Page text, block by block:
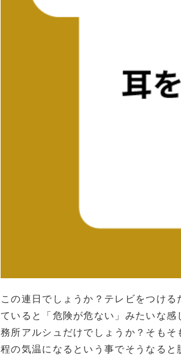
この連日でしょうか？テレビをつけ
ていると「危険が危ない」みたいな
務所アルシュだけでしょうか？そも
程の気温になるという事でそうなる